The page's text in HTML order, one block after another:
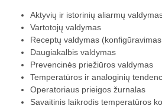
Aktyvių ir istorinių aliarmų
Vartotojų valdymas
Receptų valdymas
Daugiakalbis valdymas
Prevencinės priežiūros valdymas
Temperatūros ir analoginių
Operatoriaus prieigos žurnalas
Savaitinis laikrodis temperatūros